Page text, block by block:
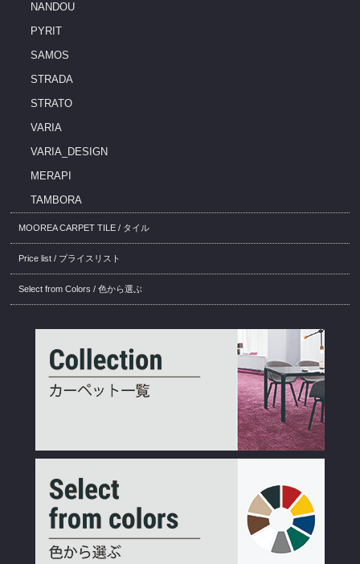
NANDOU
PYRIT
SAMOS
STRADA
STRATO
VARIA
VARIA_DESIGN
MERAPI
TAMBORA
MOOREA CARPET TILE / タイル
Price list / プライスリスト
Select from Colors / 色から選ぶ